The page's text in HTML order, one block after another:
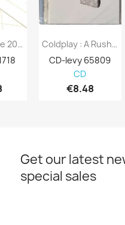
Coldplay : Live 2003 + DVD - CD Coldplay : A Rush Of Blood To Head - CD
CD-levy 65809
CD
€8.48
Get our latest
special sales